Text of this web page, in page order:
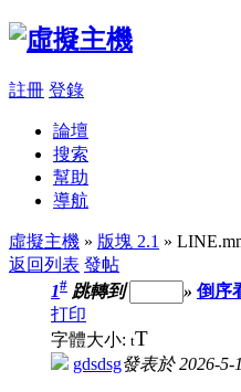
註冊 登錄
論壇
搜索
幫助
導航
虛擬主機 » 版塊 2.1 »
返回列表 發帖
1# 跳轉到 » 倒序
打印
字體大小: tT
gdsdsg發表於 2026-5-